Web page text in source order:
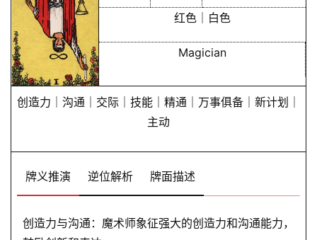
卜
命
理
登录 注册
红色｜白色
Magician
创造力｜沟通｜交际｜技能｜精通｜万事俱备｜新计划｜
主动
牌义推演 逆位解析 牌面描述
创造力与沟通：魔术师象征强大的创造力和沟通能力，